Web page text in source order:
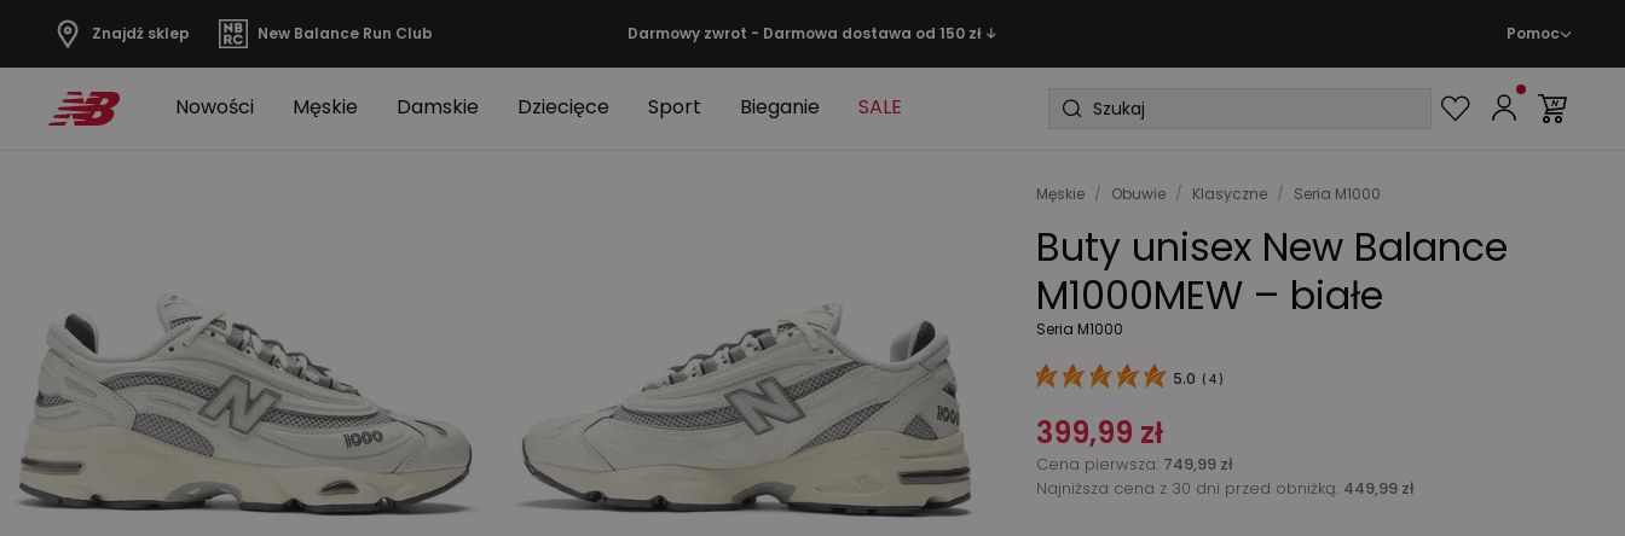
Znajdź sklep New Balance Run Club Darmowy zwrot - Darmowa dostawa od 150 zł ↓ Pomoc
Nowości Męskie Damskie Dziecięce Sport Bieganie SALE
Męskie / Obuwie / Klasyczne / Seria M1000
Buty unisex New Balance
M1000MEW – białe
Seria M1000
5.0 ( 4 )
399,99 zł
Cena pierwsza: 749,99 zł
Najniższa cena z 30 dni przed obniżką: 449,99 zł